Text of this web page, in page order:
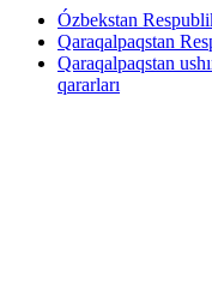
Ózbekstan
Qaraqalpaqstan
Qaraqalpaqstan
qararları